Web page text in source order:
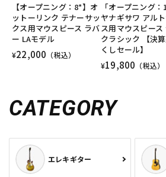
【オープニング：8*】オ
ットーリンク テナーサッ
クス用マウスピース ラバ
ー LAモデル
¥22,000 （税込）
「オープニング：
ヤナギサワ アル
ス用マウスピース
クラシック 【決
くしセール】
¥19,800 （税込）
CATEGORY
エレキギター